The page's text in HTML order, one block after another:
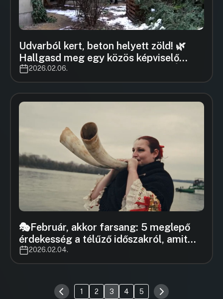
Udvarból kert, beton helyett zöld! 🌿
Hallgasd meg egy közös képviselő
jótanácsait, és jelentkezz te is az Égig
Érő Fű pályázatra, ha rendbe szednéd a
társasházad…
2026.02.06.
🎭Február, akkor farsang: 5 meglepő
érdekesség a télűző időszakról, amit
kevesen ismernek
2026.02.04.
1 2 3 4 5